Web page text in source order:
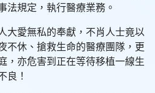
法規定，執行醫療業務。
大愛無私的奉獻，不肖人士竟以
不休、搶救生命的醫療團隊，更
，亦危害到正在等待移植一線生
良！